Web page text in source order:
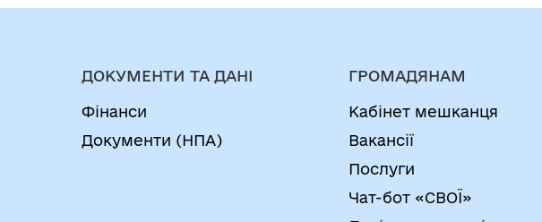
ДОКУМЕНТИ ТА ДАНІ
Фінанси
Документи (НПА)
ГРОМАДЯНАМ
Кабінет мешканця
Вакансії
Послуги
Чат-бот «СВОЇ»